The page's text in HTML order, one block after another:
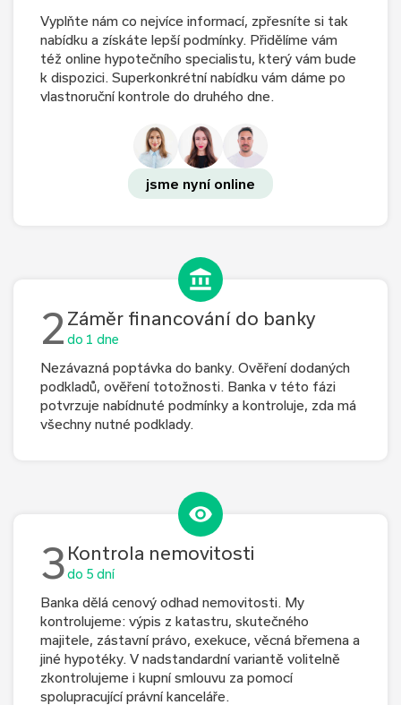
Vyplňte nám co nejvíce informací, zpřesníte si tak
nabídku a získáte lepší podmínky. Přidělíme vám
též online hypotečního specialistu, který vám bude
k dispozici. Superkonkrétní nabídku vám dáme po
vlastnoruční kontrole do druhého dne.
jsme nyní online
2 Záměr financování do banky
do 1 dne
Nezávazná poptávka do banky. Ověření dodaných
podkladů, ověření totožnosti. Banka v této fázi
potvrzuje nabídnuté podmínky a kontroluje, zda má
všechny nutné podklady.
3 Kontrola nemovitosti
do 5 dní
Banka dělá cenový odhad nemovitosti. My
kontrolujeme: výpis z katastru, skutečného
majitele, zástavní právo, exekuce, věcná břemena a
jiné hypotéky. V nadstandardní variantě volitelně
zkontrolujeme i kupní smlouvu za pomocí
spolupracující právní kanceláře.